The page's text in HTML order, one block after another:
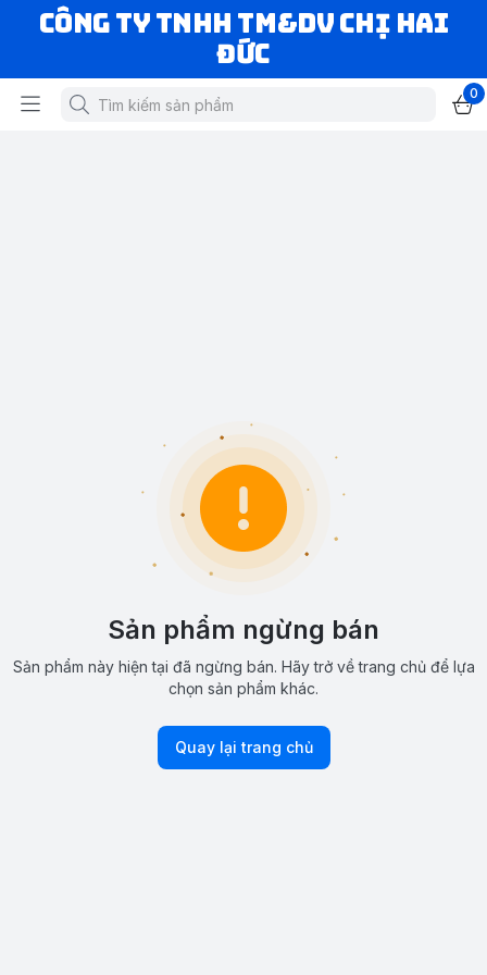
CÔNG TY TNHH TM&DV CHỊ HAI
ĐỨC
0
Sản phẩm ngừng bán
Sản phẩm này hiện tại đã ngừng bán. Hãy trở về trang chủ để lựa
chọn sản phẩm khác.
Quay lại trang chủ